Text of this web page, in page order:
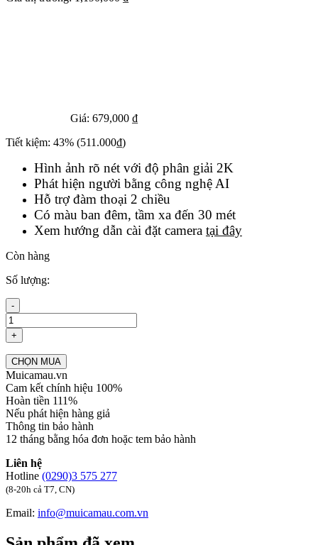
Giá: 679,000 ₫
Tiết kiệm: 43% (511.000₫)
Hình ảnh rõ nét với độ phân giải 2K
Phát hiện người bằng công nghệ AI
Hỗ trợ đàm thoại 2 chiều
Có màu ban đêm, tầm xa đến 30 mét
Xem hướng dẫn cài đặt camera tại đây
Còn hàng
Số lượng:
-
+
CHỌN MUA
Muicamau.vn
Cam kết chính hiệu 100%
Hoàn tiền 111%
Nếu phát hiện hàng giả
Thông tin bảo hành
12 tháng bằng hóa đơn hoặc tem bảo hành
Liên hệ
Hotline (0290)3 575 277
(8-20h cả T7, CN)
Email: info@muicamau.com.vn